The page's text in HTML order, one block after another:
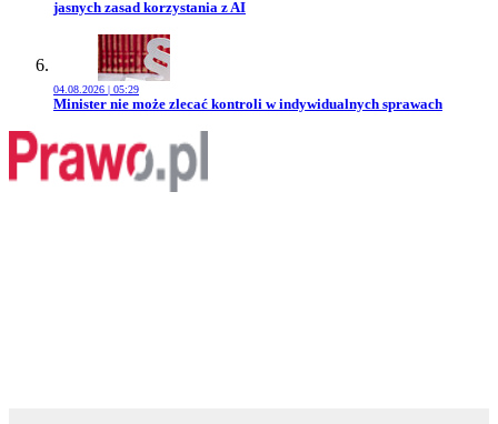
jasnych zasad korzystania z AI
04.08.2026 | 05:29
Przejdź do artykułu:
Minister nie może zlecać kontroli w indywidualnych sprawach